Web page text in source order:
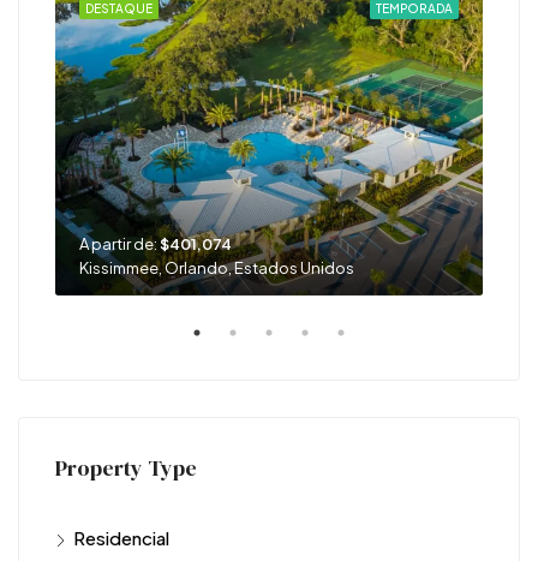
TEMPORADA
DESTAQUE
A partir de:$401,074
Kissimmee, Orlando, Estados Unidos
Property Type
Residencial